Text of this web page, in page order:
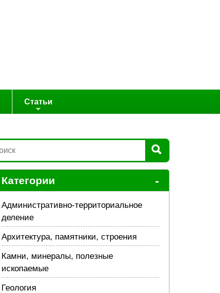
Статьи
Категории -
Административно-территориальное
деление
Архитектура, памятники, строения
Камни, минералы, полезные
ископаемые
Геология